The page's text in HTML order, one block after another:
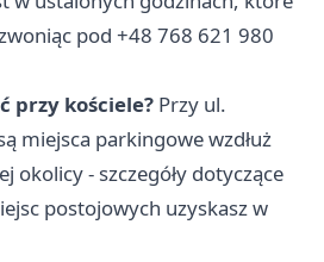
pod +48 768 621 980
przy kościele? Przy ul.
miejsca parkingowe wzdłuż
okolicy - szczegóły dotyczące
postojowych uzyskasz w